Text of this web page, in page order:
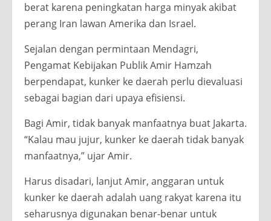
berat karena peningkatan harga minyak akibat
perang Iran lawan Amerika dan Israel.
Sejalan dengan permintaan Mendagri,
Pengamat Kebijakan Publik Amir Hamzah
berpendapat, kunker ke daerah perlu dievaluasi
sebagai bagian dari upaya efisiensi.
Bagi Amir, tidak banyak manfaatnya buat Jakarta.
“Kalau mau jujur, kunker ke daerah tidak banyak
manfaatnya,” ujar Amir.
Harus disadari, lanjut Amir, anggaran untuk
kunker ke daerah adalah uang rakyat karena itu
seharusnya digunakan benar-benar untuk